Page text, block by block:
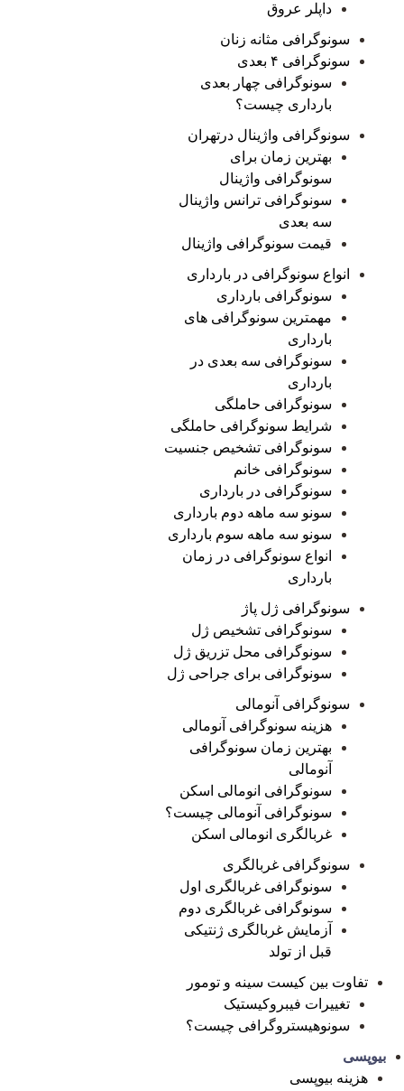
داپلر عروق
سونوگرافی مثانه زنان
سونوگرافی ۴ بعدی
سونوگرافی چهار بعدی
بارداری چیست؟
سونوگرافی واژینال درتهران
بهترین زمان برای
سونوگرافی واژینال
سونوگرافی ترانس واژینال
سه بعدی
قیمت سونوگرافی واژینال
انواع سونوگرافی در بارداری
سونوگرافی بارداری
مهمترین سونوگرافی های
بارداری
سونوگرافی سه بعدی در
بارداری
سونوگرافی حاملگی
شرایط سونوگرافی حاملگی
سونوگرافی تشخیص جنسیت
سونوگرافی خانم
سونوگرافی در بارداری
سونو سه ماهه دوم بارداری
سونو سه ماهه سوم بارداری
انواع سونوگرافی در زمان
بارداری
سونوگرافی ژل پاژ
سونوگرافی تشخیص ژل
سونوگرافی محل تزریق ژل
سونوگرافی برای جراحی ژل
سونوگرافی آنومالی
هزینه سونوگرافی آنومالی
بهترین زمان سونوگرافی
آنومالی
سونوگرافی انومالی اسکن
سونوگرافی آنومالی چیست؟
غربالگری انومالی اسکن
سونوگرافی غربالگری
سونوگرافی غربالگری اول
سونوگرافی غربالگری دوم
آزمایش غربالگری ژنتیکی
قبل از تولد
تفاوت بین کیست سینه و تومور
تغییرات فیبروکیستیک
سونوهیستروگرافی چیست؟
بیوپسی
هزینه بیوپسی